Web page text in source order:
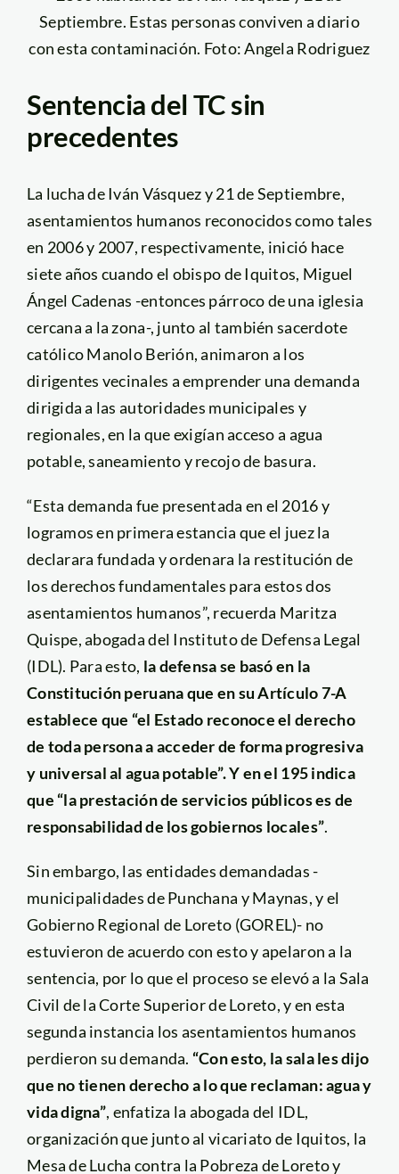
Septiembre. Estas personas conviven a diario
con esta contaminación. Foto: Angela Rodriguez
Sentencia del TC sin
precedentes
La lucha de Iván Vásquez y 21 de Septiembre,
asentamientos humanos reconocidos como tales
en 2006 y 2007, respectivamente, inició hace
siete años cuando el obispo de Iquitos, Miguel
Ángel Cadenas -entonces párroco de una iglesia
cercana a la zona-, junto al también sacerdote
católico Manolo Berión, animaron a los
dirigentes vecinales a emprender una demanda
dirigida a las autoridades municipales y
regionales, en la que exigían acceso a agua
potable, saneamiento y recojo de basura.
“Esta demanda fue presentada en el 2016 y
logramos en primera estancia que el juez la
declarara fundada y ordenara la restitución de
los derechos fundamentales para estos dos
asentamientos humanos”, recuerda Maritza
Quispe, abogada del Instituto de Defensa Legal
(IDL). Para esto, la defensa se basó en la
Constitución peruana que en su Artículo 7-A
establece que “el Estado reconoce el derecho
de toda persona a acceder de forma progresiva
y universal al agua potable”. Y en el 195 indica
que “la prestación de servicios públicos es de
responsabilidad de los gobiernos locales”.
Sin embargo, las entidades demandadas -
municipalidades de Punchana y Maynas, y el
Gobierno Regional de Loreto (GOREL)- no
estuvieron de acuerdo con esto y apelaron a la
sentencia, por lo que el proceso se elevó a la Sala
Civil de la Corte Superior de Loreto, y en esta
segunda instancia los asentamientos humanos
perdieron su demanda. “Con esto, la sala les dijo
que no tienen derecho a lo que reclaman: agua y
vida digna”, enfatiza la abogada del IDL,
organización que junto al vicariato de Iquitos, la
Mesa de Lucha contra la Pobreza de Loreto y